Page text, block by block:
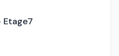
Etage7